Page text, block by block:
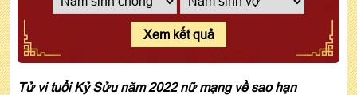
Xem kết quả
Tử vi tuổi Kỷ Sửu năm 2022 nữ mạng về sao hạn